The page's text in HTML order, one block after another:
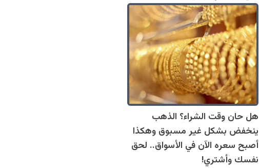
هل حان وقت الشراء؟ الذهب
ينخفض بشكل غير مسبوق وهكذا
أصبح سعره الآن في الأسواق.. لحق
نفسك وأشتري!